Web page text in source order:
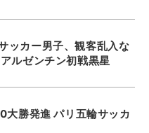
ッカー男子、観客乱入な
ルゼンチン初戦黒星
大勝発進 パリ五輪サッカ